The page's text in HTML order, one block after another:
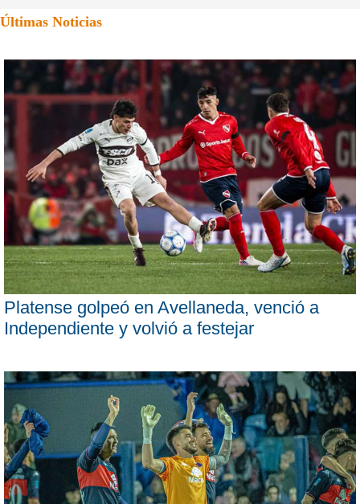
Últimas Noticias
Platense golpeó en Avellaneda, venció a
Independiente y volvió a festejar